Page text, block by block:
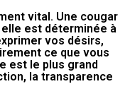
vital. Une cougar
est déterminée à
vos désirs,
ce que vous
est le plus grand
la transparence